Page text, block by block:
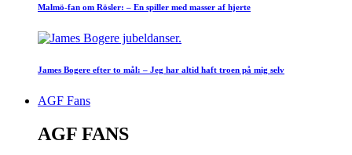
Malmö-fan om Rösler: – En spiller med masser af hjerte
James Bogere efter to mål: – Jeg har altid haft troen på mig selv
AGF Fans
AGF FANS